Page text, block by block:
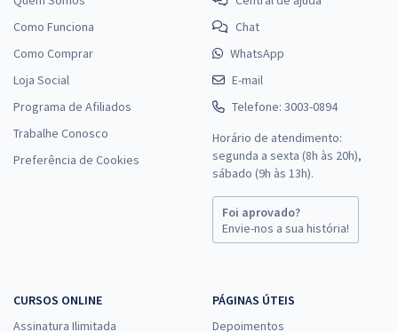
33,33
Economize R$ 99,98 (-20%)
Comprar
CPU RN - Concursos Unificado do Rio Grande do Norte - Cargo 412:
Analista de Trânsito - Estatística (Módulo Especial)
24,65
Economize R$ 73,96 (-20%)
Como Funciona
Como Comprar
Loja Social
Programa de Afiliados
Trabalhe Conosco
Preferência de Cookies
Chat
WhatsApp
E-mail
Telefone: 3003-0894
Horário de atendimento:
segunda a sexta (8h às 20h),
sábado (9h às 13h).
Foi aprovado?
Envie-nos a sua história!
CURSOS ONLINE
Assinatura Ilimitada
PÁGINAS ÚTEIS
Depoimentos